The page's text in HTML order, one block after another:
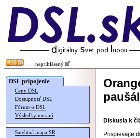
neprihlásený
DSL pripojenie
Ceny DSL
Dostupnosť DSL
Fórum o DSL
Výsledky meraní
Satelitná mapa SR
Diskusia k
Prispievajte